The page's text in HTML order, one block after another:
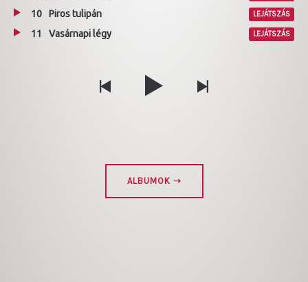
LEJÁTSZÁS
10 Piros tulipán
LEJÁTSZÁS
11 Vasárnapi légy
ALBUMOK ➝